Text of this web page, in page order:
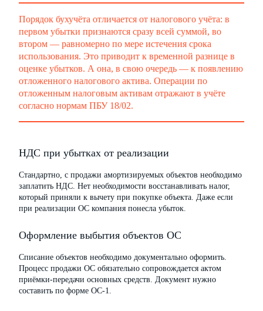
Порядок бухучёта отличается от налогового учёта: в
первом убытки признаются сразу всей суммой, во
втором — равномерно по мере истечения срока
использования. Это приводит к временной разнице в
оценке убытков. А она, в свою очередь — к появлению
отложенного налогового актива. Операции по
отложенным налоговым активам отражают в учёте
согласно нормам ПБУ 18/02.
НДС при убытках от реализации
Стандартно, с продажи амортизируемых объектов необходимо
заплатить НДС. Нет необходимости восстанавливать налог,
который приняли к вычету при покупке объекта. Даже если
при реализации ОС компания понесла убыток.
Оформление выбытия объектов ОС
Списание объектов необходимо документально оформить.
Процесс продажи ОС обязательно сопровождается актом
приёмки-передачи основных средств. Документ нужно
составить по форме ОС-1.